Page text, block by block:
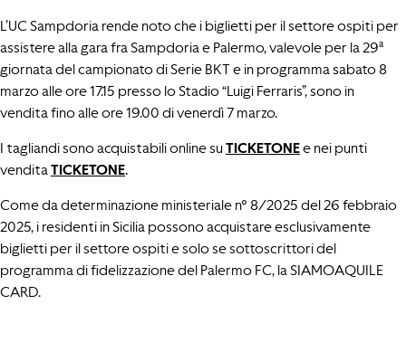
L’UC Sampdoria rende noto che i biglietti per il settore ospiti per
assistere alla gara fra Sampdoria e Palermo, valevole per la 29ª
giornata del campionato di Serie BKT e in programma sabato 8
marzo alle ore 17.15 presso lo Stadio “Luigi Ferraris”, sono in
venditafino alle ore 19.00 di venerdì 7 marzo.
I tagliandi sono acquistabili online suTICKETONEe nei punti
venditaTICKETONE.
Come da determinazione ministeriale n° 8/2025 del 26 febbraio
2025, i residenti in Sicilia possono acquistare esclusivamente
biglietti per il settore ospiti e solo se sottoscrittori del
programma di fidelizzazione del Palermo FC, la SIAMOAQUILE
CARD.